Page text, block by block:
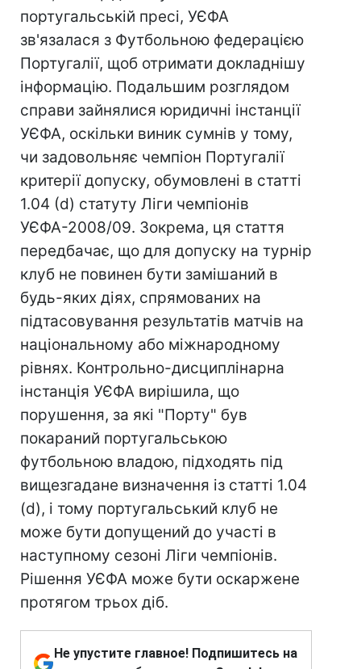
португальській пресі, УЄФА
зв'язалася з Футбольною федерацією
Португалії, щоб отримати докладнішу
інформацію. Подальшим розглядом
справи зайнялися юридичні інстанції
УЄФА, оскільки виник сумнів у тому,
чи задовольняє чемпіон Португалії
критерії допуску, обумовлені в статті
1.04 (d) статуту Ліги чемпіонів
УЄФА-2008/09. Зокрема, ця стаття
передбачає, що для допуску на турнір
клуб не повинен бути замішаний в
будь-яких діях, спрямованих на
підтасовування результатів матчів на
національному або міжнародному
рівнях. Контрольно-дисциплінарна
інстанція УЄФА вирішила, що
порушення, за які "Порту" був
покараний португальською
футбольною владою, підходять під
вищезгадане визначення із статті 1.04
(d), і тому португальський клуб не
може бути допущений до участі в
наступному сезоні Ліги чемпіонів.
Рішення УЄФА може бути оскаржене
протягом трьох діб.
Не упустите главное! Подпишитесь на